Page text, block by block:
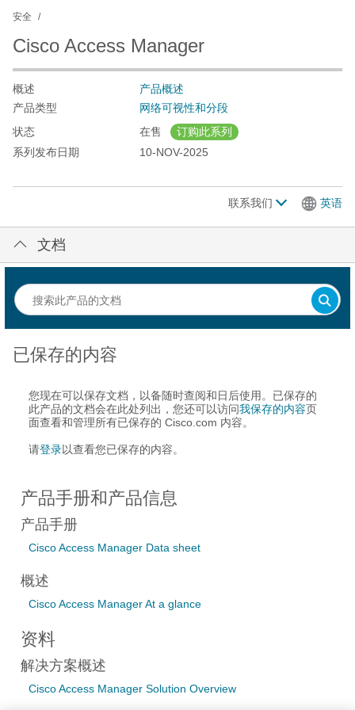
安全
Cisco Access Manager
概述
产品概述
产品类型
网络可视性和分段
状态
在售
订购此系列
系列发布日期
10-NOV-2025
联系我们 英语
文档
已保存的内容
您现在可以保存文档，以备随时查阅和日后使用。已保存的
此产品的文档会在此处列出，您还可以访问我保存的内容页
面查看和管理所有已保存的 Cisco.com 内容。
请登录以查看您已保存的内容。
产品手册和产品信息
产品手册
Cisco Access Manager Data sheet
概述
Cisco Access Manager At a glance
资料
解决方案概述
Cisco Access Manager Solution Overview